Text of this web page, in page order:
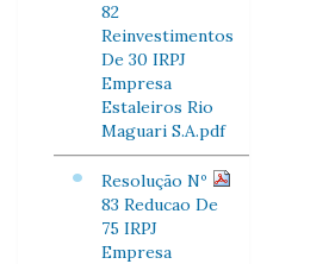
82
Reinvestimentos
De 30 IRPJ
Empresa
Estaleiros Rio
Maguari S.A.pdf
Resolução Nº
83 Reducao De
75 IRPJ
Empresa